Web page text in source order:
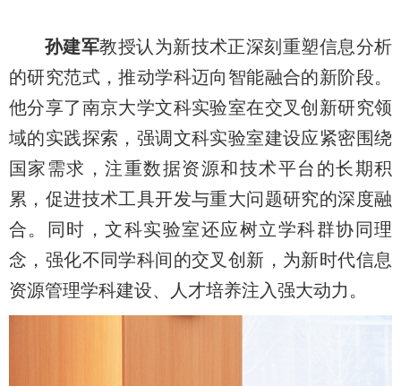
孙建军教授认为新技术正深刻重塑信息分析
的研究范式，推动学科迈向智能融合的新阶段。
他分享了南京大学文科实验室在交叉创新研究领
域的实践探索，强调文科实验室建设应紧密围绕
国家需求，注重数据资源和技术平台的长期积
累，促进技术工具开发与重大问题研究的深度融
合。同时，文科实验室还应树立学科群协同理
念，强化不同学科间的交叉创新，为新时代信息
资源管理学科建设、人才培养注入强大动力。